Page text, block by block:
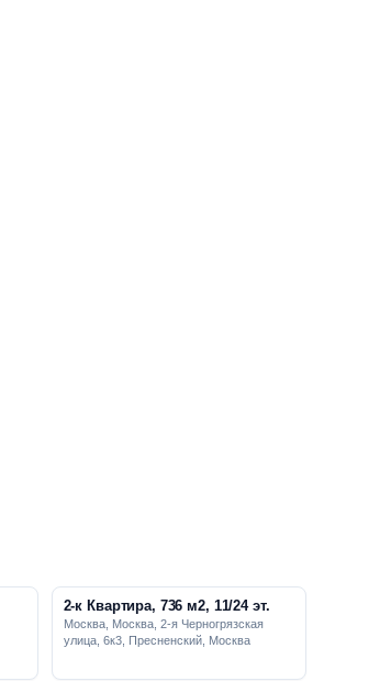
2-к Квартира, 736 м2, 11/24 эт.
Москва, Москва, 2-я Черногрязская
улица, 6к3, Пресненский, Москва